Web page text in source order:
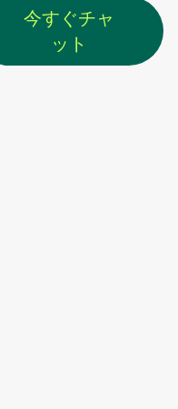
今すぐチャ
ット